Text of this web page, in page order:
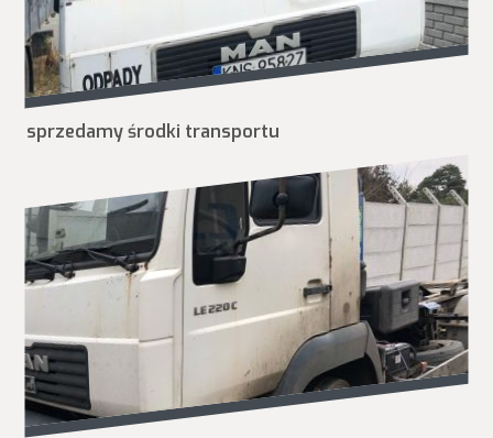
sprzedamy środki transportu